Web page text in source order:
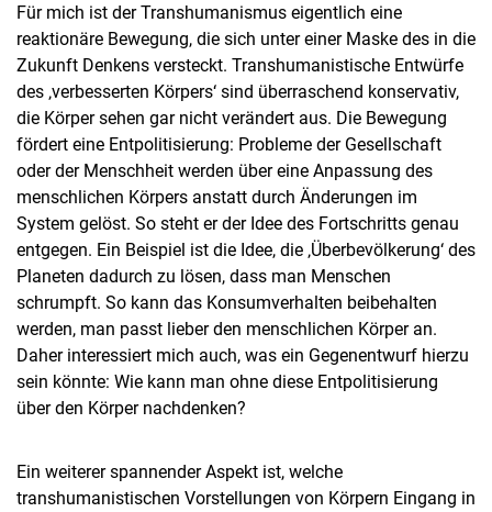
Für mich ist der Transhumanismus eigentlich eine
reaktionäre Bewegung, die sich unter einer Maske des in die
Zukunft Denkens versteckt. Transhumanistische Entwürfe
des ‚verbesserten Körpers‘ sind überraschend konservativ,
die Körper sehen gar nicht verändert aus. Die Bewegung
fördert eine Entpolitisierung: Probleme der Gesellschaft
oder der Menschheit werden über eine Anpassung des
menschlichen Körpers anstatt durch Änderungen im
System gelöst. So steht er der Idee des Fortschritts genau
entgegen. Ein Beispiel ist die Idee, die ‚Überbevölkerung‘ des
Planeten dadurch zu lösen, dass man Menschen
schrumpft. So kann das Konsumverhalten beibehalten
werden, man passt lieber den menschlichen Körper an.
Daher interessiert mich auch, was ein Gegenentwurf hierzu
sein könnte: Wie kann man ohne diese Entpolitisierung
über den Körper nachdenken?
Ein weiterer spannender Aspekt ist, welche
transhumanistischen Vorstellungen von Körpern Eingang in